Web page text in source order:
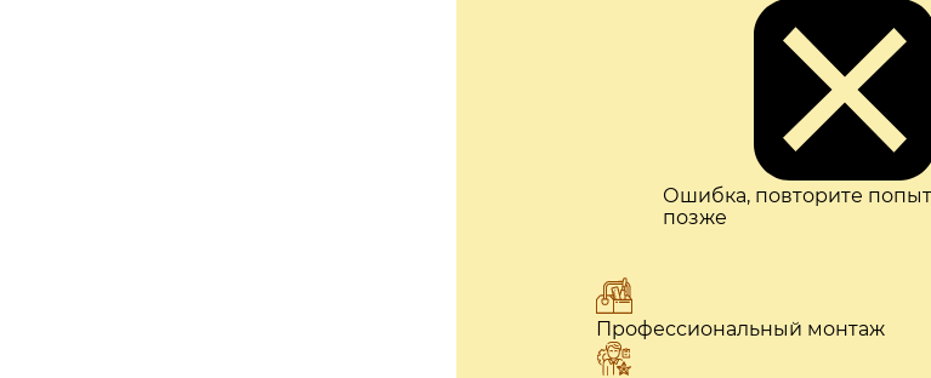
Ошибка, повторите
позже
Профессиональный монтаж